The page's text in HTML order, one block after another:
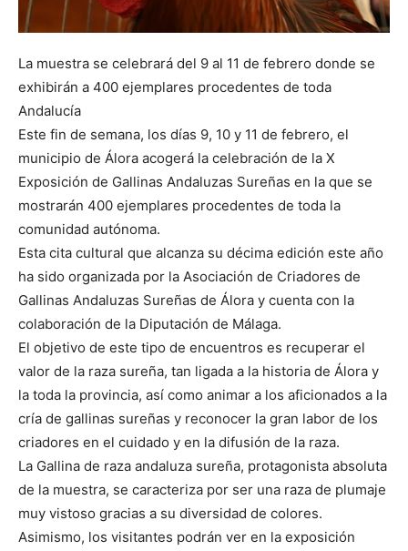
La muestra se celebrará del 9 al 11 de febrero donde se
exhibirán a 400 ejemplares procedentes de toda
Andalucía
Este fin de semana, los días 9, 10 y 11 de febrero, el
municipio de Álora acogerá la celebración de la X
Exposición de Gallinas Andaluzas Sureñas en la que se
mostrarán 400 ejemplares procedentes de toda la
comunidad autónoma.
Esta cita cultural que alcanza su décima edición este año
ha sido organizada por la Asociación de Criadores de
Gallinas Andaluzas Sureñas de Álora y cuenta con la
colaboración de la Diputación de Málaga.
El objetivo de este tipo de encuentros es recuperar el
valor de la raza sureña, tan ligada a la historia de Álora y
la toda la provincia, así como animar a los aficionados a la
cría de gallinas sureñas y reconocer la gran labor de los
criadores en el cuidado y en la difusión de la raza.
La Gallina de raza andaluza sureña, protagonista absoluta
de la muestra, se caracteriza por ser una raza de plumaje
muy vistoso gracias a su diversidad de colores.
Asimismo, los visitantes podrán ver en la exposición